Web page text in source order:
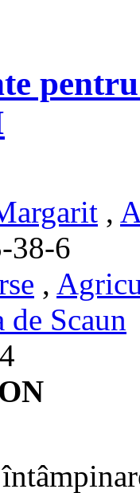
,
38-6
,
de Scaun